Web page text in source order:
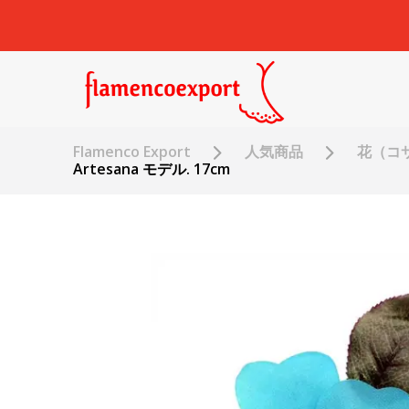
Flamenco Export 人気商品
花（コ
Artesana モデル. 17cm